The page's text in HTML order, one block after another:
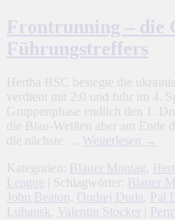
die
Gnade
Frontrunning – die
Führungstreffers
Hertha BSC besiegte die
verdient mit 2:0 und fuhr im 4.
Gruppenphase endlich den 1.
die Blau-Weißen aber am Ende
die nächste … Weiterlesen →
Kategorien:
Blauer Montag ,
League | Schlagwörter: Blauer
John Beaton, Ondrej Duda, Pal
Luhansk, Valentin Stocker